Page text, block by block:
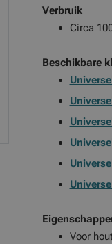
Verbruik
Circa
Beschikbare
Voor